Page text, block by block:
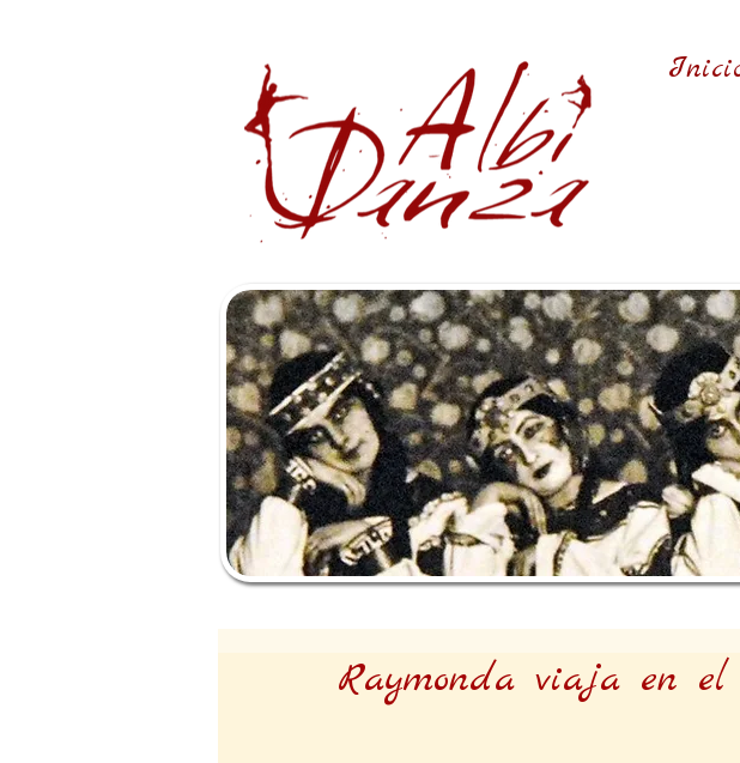
Raymonda viaja en el